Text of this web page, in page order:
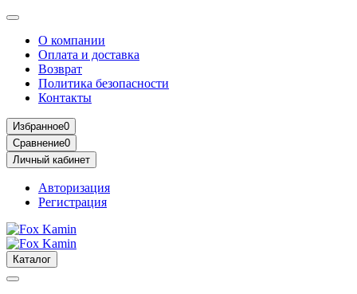
О компании
Оплата и доставка
Возврат
Политика безопасности
Контакты
Избранное0
Сравнение0
Личный кабинет
Авторизация
Регистрация
Каталог